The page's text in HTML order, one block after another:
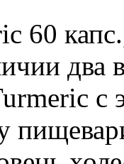
60
два
с